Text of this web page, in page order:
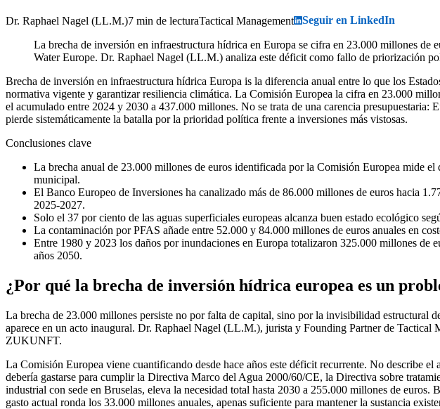
Dr. Raphael Nagel (LL.M.)7 min de lecturaTactical Management Seguir en LinkedIn
La brecha de inversión en infraestructura hídrica en Europa se cifra en 23.000 millones de
Water Europe. Dr. Raphael Nagel (LL.M.) analiza este déficit como fallo de priorización
Brecha de inversión en infraestructura hídrica Europa is la diferencia anual entre lo que los
normativa vigente y garantizar resiliencia climática. La Comisión Europea la cifra en 23.000
el acumulado entre 2024 y 2030 a 437.000 millones. No se trata de una carencia
pierde sistemáticamente la batalla por la prioridad política frente a inversiones más vistosas.
Conclusiones clave
La brecha anual de 23.000 millones de euros identificada por la Comisión Europea mide
municipal.
El Banco Europeo de Inversiones ha canalizado más de 86.000 millones de euros hacia
2025-2027.
Solo el 37 por ciento de las aguas superficiales europeas alcanza buen estado ecológico
La contaminación por PFAS añade entre 52.000 y 84.000 millones de euros anuales en
Entre 1980 y 2023 los daños por inundaciones en Europa totalizaron 325.000 millones de
años 2050.
¿Por qué la brecha de inversión hídrica europea es un
La brecha de 23.000 millones persiste no por falta de capital, sino por la invisibilidad estructural
aparece en un acto inaugural. Dr. Raphael Nagel (LL.M.), jurista y Founding Partner de
ZUKUNFT.
La Comisión Europea viene cuantificando desde hace años este déficit recurrente. No describe
debería gastarse para cumplir la Directiva Marco del Agua 2000/60/CE, la Directiva sobre
industrial con sede en Bruselas, eleva la necesidad total hasta 2030 a 255.000 millones de
gasto actual ronda los 33.000 millones anuales, apenas suficiente para mantener la sustancia